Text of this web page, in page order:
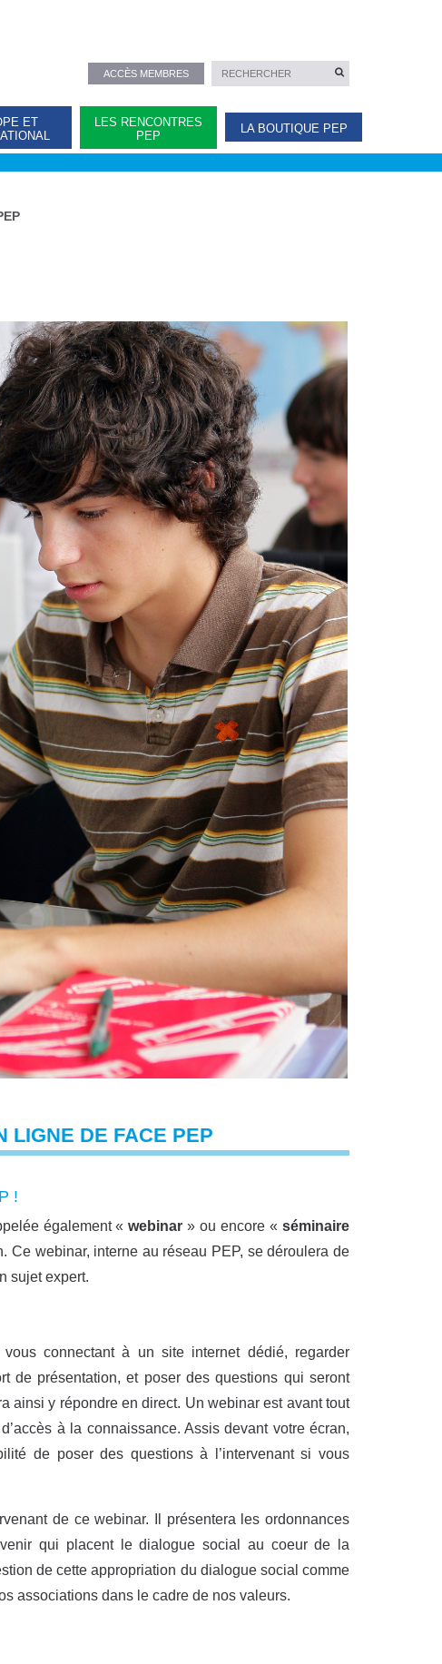
ACCÈS MEMBRES
ET
LES RENCONTRES
PEP
LA BOUTIQUE PEP
LIGNE DE FACE PEP
!
également «webinar » ou encore «séminaire
Ce webinar, interne au réseau PEP, se déroulera de
sujet expert.
connectant à un site internet dédié, regarder
de présentation, et poser des questions qui seront
ainsi y répondre en direct. Un webinar est avant tout
à la connaissance. Assis devant votre écran,
de poser des questions à l’intervenant si vous
de ce webinar. Il présentera les ordonnances
qui placent le dialogue social au coeur de la
de cette appropriation du dialogue social comme
associations dans le cadre de nos valeurs.